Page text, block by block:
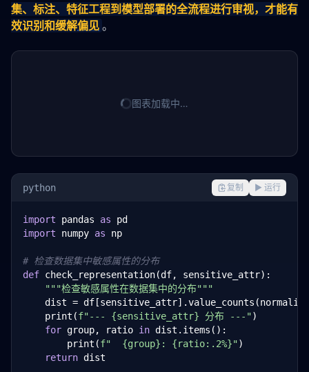
集、标注、特征工程到模型部署的全流程进行审视，才能有
效识别和缓解偏见 。
图表加载中…
python 复制 ▶ 运行
import pandas as
import numpy as np
# 检查数据集中敏感属性的分布
def check_representation(df, sensitive_attr):
"""检查敏感属性在数据集中的分布"""
dist =
    print(
f"--- {sensitive_attr} 分布 ---")
for group, ratio in dist.items():
        print(
f"  {group}: {ratio:.2%}")
return dist